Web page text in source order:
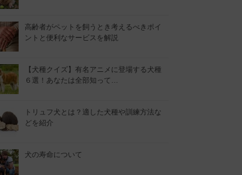
高齢者がペットを飼うとき考えるべきポイ
ントと便利なサービスを解説
【犬種クイズ】有名アニメに登場する犬種
６選！あなたは全部知って…
トリュフ犬とは？適した犬種や訓練方法な
どを紹介
犬の寿命について